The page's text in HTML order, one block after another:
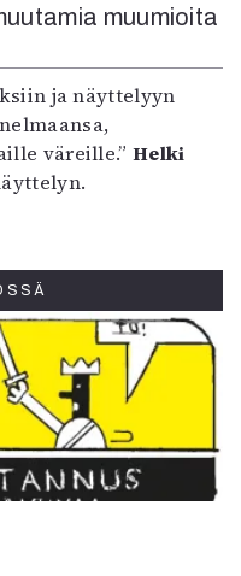
muumioita
ja näyttelyyn
väreille.”Helki